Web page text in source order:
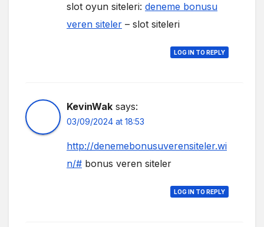
slot oyun siteleri: deneme bonusu
veren siteler – slot siteleri
LOG IN TO REPLY
KevinWak says:
03/09/2024 at 18:53
http://denemebonusuverensiteler.wi
n/# bonus veren siteler
LOG IN TO REPLY